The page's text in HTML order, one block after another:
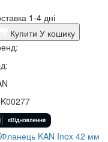
1-4 дні
Купити У кошику